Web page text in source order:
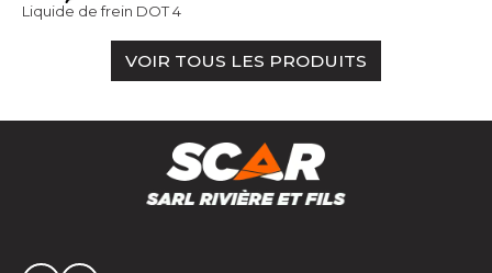
Liquide de frein DOT 4
VOIR TOUS LES PRODUITS